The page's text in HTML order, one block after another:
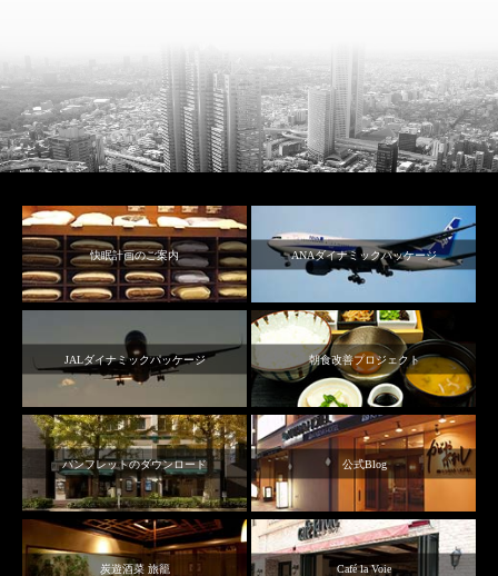
快眠計画のご案内 ANAダイナミックパッケージ
JALダイナミックパッケージ 朝食改善プロジェクト
パンフレットのダウンロード 公式Blog
炭遊酒菜 旅籠 Café la Voie